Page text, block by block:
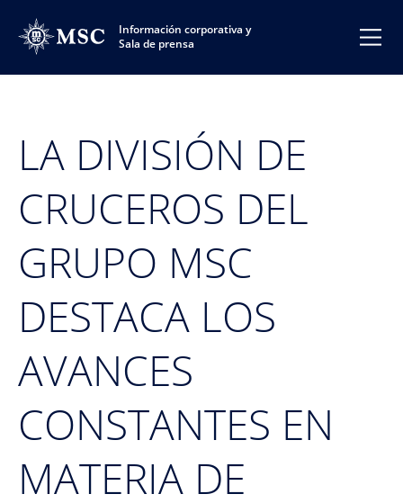
Información corporativa y
Sala de prensa
LA DIVISIÓN DE
CRUCEROS DEL
GRUPO MSC
DESTACA LOS
AVANCES
CONSTANTES EN
MATERIA DE